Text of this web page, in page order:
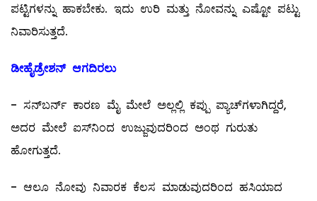
ಪಟ್ಟಿಗಳನ್ನು ಹಾಕಬೇಕು. ಇದು ಉರಿ ಮತ್ತು ನೋವನ್ನು ಎಷ್ಟೋ ಪಟ್ಟು
ನಿವಾರಿಸುತ್ತದೆ.
ಡೀಹೈಡ್ರೇಶನ್‌ ಆಗದಿರಲು
- ಸನ್‌ಬರ್ನ್‌ ಕಾರಣ ಮೈ ಮೇಲೆ ಅಲ್ಲಲ್ಲಿ ಕಪ್ಪು ಪ್ಯಾಚ್‌ಗಳಾಗಿದ್ದರೆ,
ಅದರ ಮೇಲೆ ಐಸ್‌ನಿಂದ ಉಜ್ಜುವುದರಿಂದ ಅಂಥ ಗುರುತು
ಹೋಗುತ್ತದೆ.
- ಆಲೂ ನೋವು ನಿವಾರಕ ಕೆಲಸ ಮಾಡುವುದರಿಂದ ಹಸಿಯಾದ